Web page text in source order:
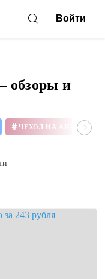
Войти
обзоры и
# ЧЕХОЛ НА АЙФОН 11